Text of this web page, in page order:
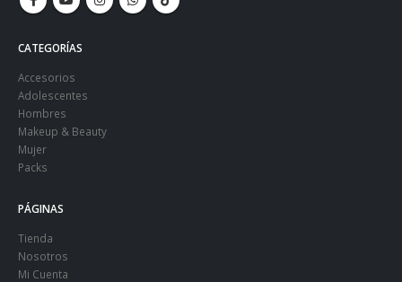
CATEGORÍAS
Accesorios
Adolescentes
Hombres
Makeup & Beauty
Mujer
Packs
PÁGINAS
Tienda
Nosotros
Mi Cuenta